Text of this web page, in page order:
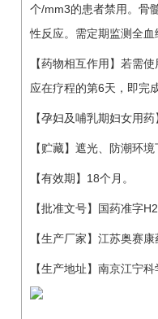
个/mm3的患者禁用。骨
性反应。需定期监测全血
【药物相互作用】若需
应在疗程的第6天，即完
【孕妇及哺乳期妇女用
【贮藏】遮光、防潮环境
【有效期】18个月。
【批准文号】国药准字
【生产厂家】江苏奥赛
【生产地址】南京江宁